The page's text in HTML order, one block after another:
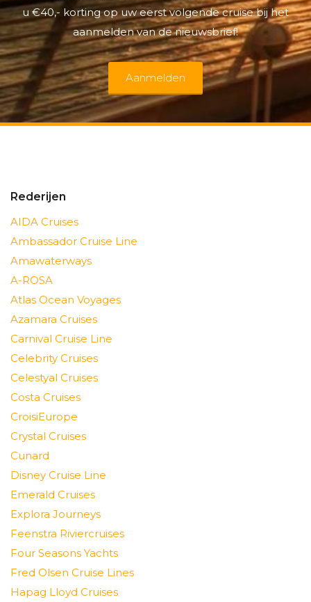
u €40,- korting op uw eerst volgende cruise bij het
aanmelden van de nieuwsbrief!
Aanmelden
Rederijen
AIDA Cruises
Ambassador Cruise Line
Amawaterways
A-ROSA
Atlas Ocean Voyages
Azamara Cruises
Carnival Cruise Line
Celebrity Cruises
Celestyal Cruises
Costa Cruises
CroisiEurope
Crystal Cruises
Cunard
Disney Cruise Line
Emerald Cruises
Explora Journeys
Feenstra Riviercruises
Four Seasons Yachts
Fred Olsen Cruise Lines
Hapag Lloyd Cruises